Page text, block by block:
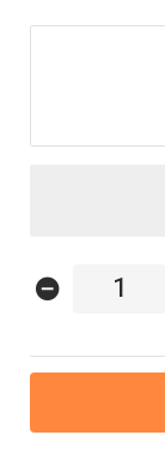
remove_circle